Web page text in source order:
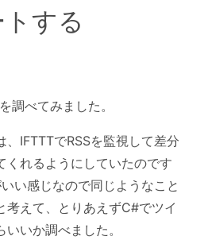
する
調べてみました。
、IFTTTでRSSを監視して差分
くれるようにしていたのです
い感じなので同じようなこと
考えて、とりあえずC#でツイ
いか調べました。